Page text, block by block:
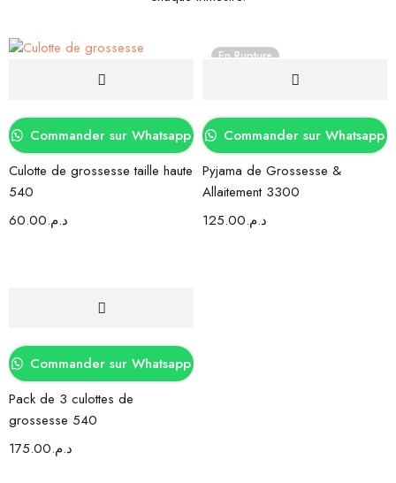
Commander sur Whatsapp
Culotte de grossesse taille haute
540
د.م.60.00
En Rupture
Commander sur Whatsapp
Pyjama de Grossesse &
Allaitement 3300
د.م.125.00
Commander sur Whatsapp
Pack de 3 culottes de
grossesse 540
د.م.175.00